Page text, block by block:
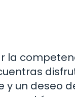
la
y un deseo